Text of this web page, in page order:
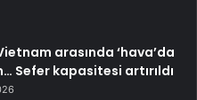
arasında ‘hava’da
Sefer kapasitesi artırıldı